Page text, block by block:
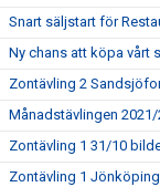
Snart säljstart för
Ny chans att köpa vårt
Zontävling 2
Månadstävlingen
Zontävling 1 31/10
Zontävling 1